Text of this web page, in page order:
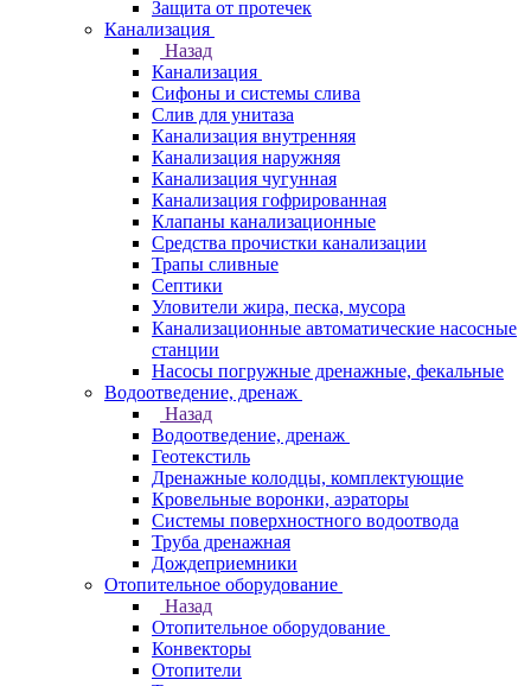
Защита от протечек
Канализация
Назад
Канализация
Сифоны и системы слива
Слив для унитаза
Канализация внутренняя
Канализация наружняя
Канализация чугунная
Канализация гофрированная
Клапаны канализационные
Средства прочистки канализации
Трапы сливные
Септики
Уловители жира, песка, мусора
Канализационные автоматические насосные
станции
Насосы погружные дренажные, фекальные
Водоотведение, дренаж
Назад
Водоотведение, дренаж
Геотекстиль
Дренажные колодцы, комплектующие
Кровельные воронки, аэраторы
Системы поверхностного водоотвода
Труба дренажная
Дождеприемники
Отопительное оборудование
Назад
Отопительное оборудование
Конвекторы
Отопители